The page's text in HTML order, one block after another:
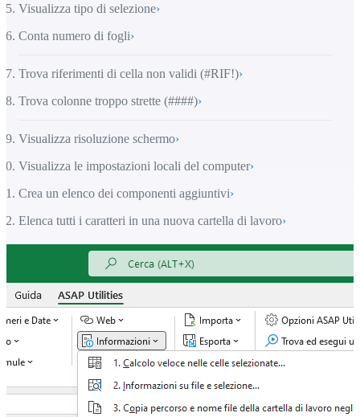
Visualizza tipo di selezione›
Conta numero di fogli›
Trova riferimenti di cella non validi (#RIF!)›
Trova colonne troppo strette (####)›
Visualizza risoluzione schermo›
Visualizza le impostazioni locali del computer›
Crea un elenco dei componenti aggiuntivi›
Elenca tutti i caratteri in una nuova cartella di lavoro›